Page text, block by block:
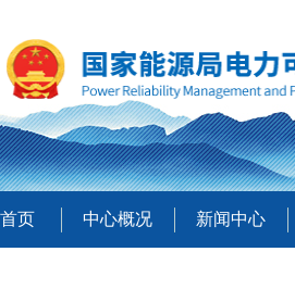
首页 中心概况 新闻中心